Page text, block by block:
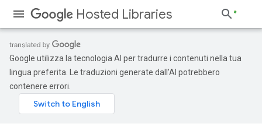
Hosted Libraries
Google utilizza la tecnologia AI per tradurre i contenuti nella tua
lingua preferita. Le traduzioni generate dall'AI potrebbero
contenere errori.